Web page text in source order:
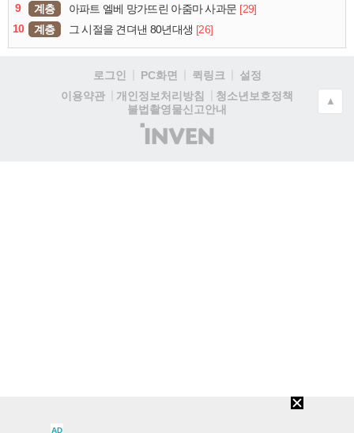
9
계층 아파트 엘베 망가뜨린 아줌마 사과문 [29]
10
계층 그 시절을 견뎌낸 80년대생 [26]
로그인 PC화면 퀵링크
설정
이용약관
개인정보처리방침
청소년보호정책
불법촬영물신고안내
(주)
인
▲
AD